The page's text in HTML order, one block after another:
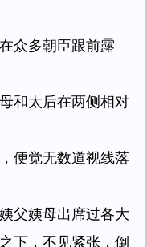
众多朝臣跟前露
和太后在两侧相对
便觉无数道视线落
父姨母出席过各大
下，不见紧张，倒